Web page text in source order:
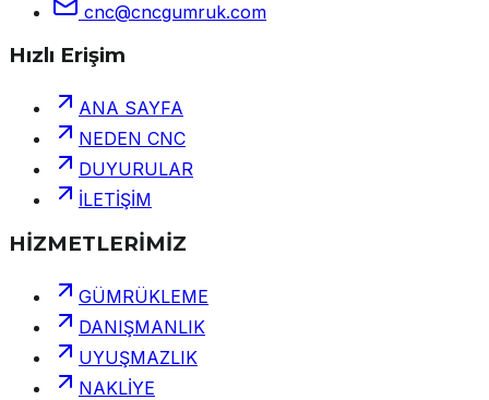
cnc@cncgumruk.com
Hızlı Erişim
ANA SAYFA
NEDEN CNC
DUYURULAR
İLETİŞİM
HİZMETLERİMİZ
GÜMRÜKLEME
DANIŞMANLIK
UYUŞMAZLIK
NAKLİYE